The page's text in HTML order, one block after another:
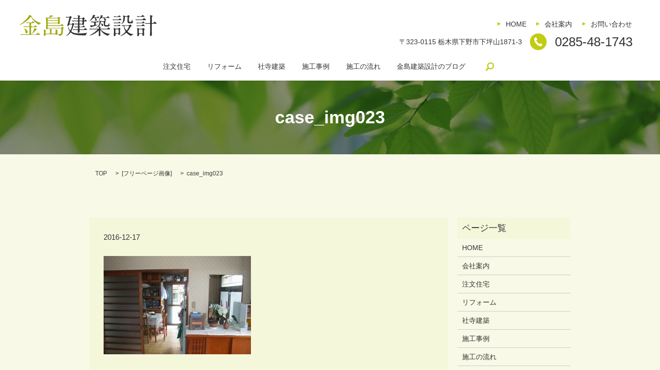
HOME 会社案内 お問い合わせ
〒323-0115 栃木県下野市下坪山1871-3 0285-48-1743
注文住宅 リフォーム 社寺建築 施工事例 施工の流れ 金島建築設計のブログ
case_img023
TOP [フリーページ画像] case_img023
2016-12-17
HOME
会社案内
注文住宅
リフォーム
社寺建築
施工事例
施工の流れ